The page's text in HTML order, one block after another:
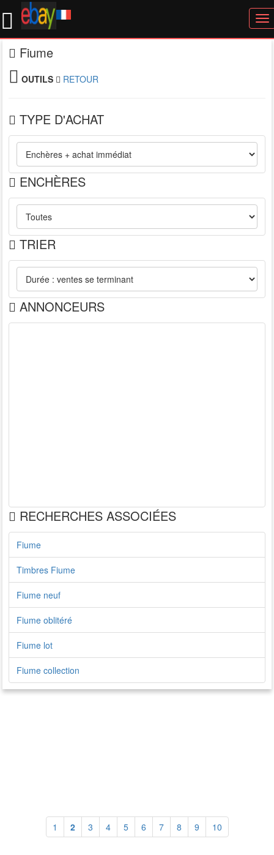
Fiume
OUTILS RETOUR
TYPE D'ACHAT
ENCHÈRES
TRIER
ANNONCEURS
RECHERCHES ASSOCIÉES
Fiume
Timbres Fiume
Fiume neuf
Fiume oblitéré
Fiume lot
Fiume collection
1 2 3 4 5 6 7 8 9 10